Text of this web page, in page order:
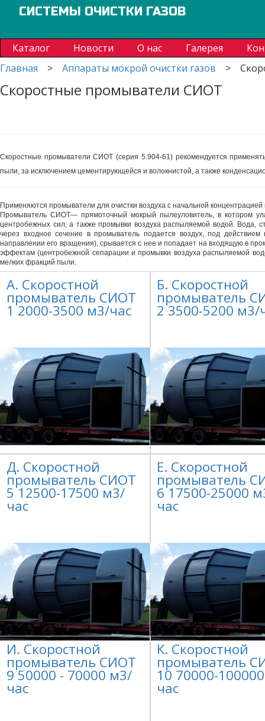
СИСТЕМЫ ОЧИСТКИ ГАЗОВ
Каталог Новости О нас Галерея
Главная
> Аппараты мокрой очистки газов >
Скоростные промыватели СИОТ
Скоростные промыватели СИОТ (серия 5.904-61) рекомендуется
пыли, за исключением цементирующейся и волокнистой, а также
Применяются промыватели для очистки воздуха с начальной
Промыватель СИОТ— прямоточный мокрый пылеуловитель, в котором
центробежных сил, а также промывки воздуха распыляемой водой. Вода,
через входное сечение в промыватель подается воздух, под
направлении его вращения), срывается с нее и попадает на входящую в
эффектам (центробежной сепарации и промывки воздуха распыляемой
мелких фракций пыли.
А. Скоростной
промыватель СИОТ
1 2000-3500 м3/час
Б. Скоростной
промыватель
2 3500-5200 м3/
Д. Скоростной
промыватель СИОТ
5 12500-17500 м3/
час
Е. Скоростной
промыватель
6 17500-25000
час
И. Скоростной
промыватель СИОТ
9 50000 - 70000 м3/
час
К. Скоростной
промыватель
10 70000-
час